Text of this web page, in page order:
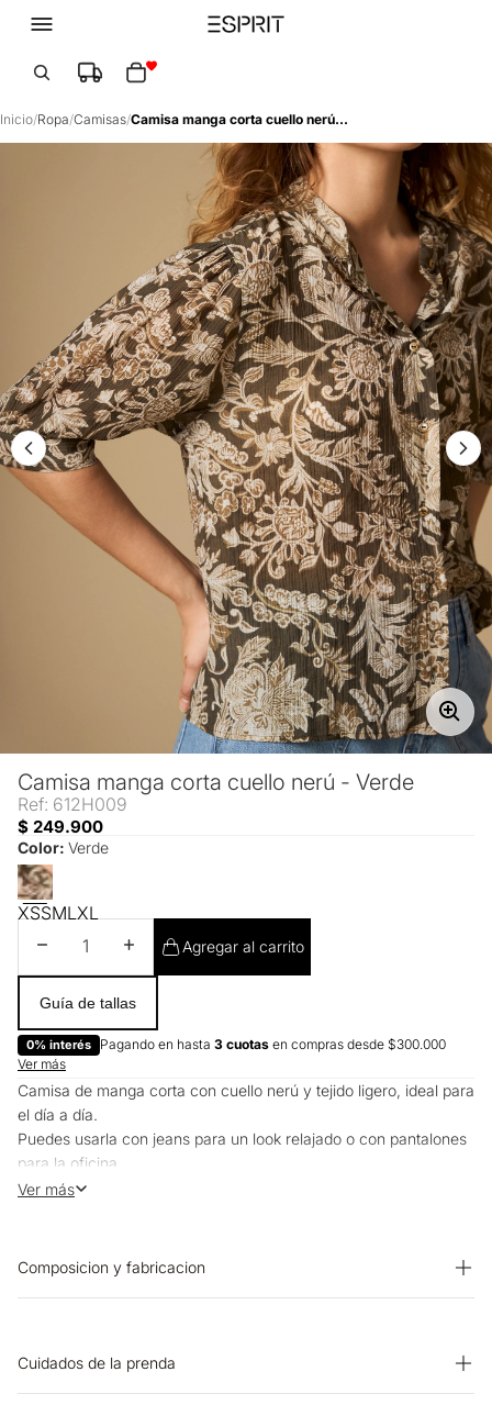
Inicio/Ropa/Camisas/ Camisa manga corta cuello nerú - Verde
Camisa manga corta cuello nerú - Verde
Ref: 612H009
$ 249.900
Color: Verde
XSSML XL
Disminuir cantidadAumentar cantidad
Agregar al carrito
Guía de tallas
0% interés Pagando en hasta 3 cuotas en compras desde $300.000
Ver más
Camisa de manga corta con cuello nerú y tejido ligero, ideal para
el día a día.
Puedes usarla con jeans para un look relajado o con pantalones
para la oficina.
Funciona bien tanto en climas cálidos como en espacios más
Ver más
Composicion y fabricacion
Cuidados de la prenda